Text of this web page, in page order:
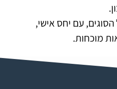
עם יחס אישי,
מוכחות.